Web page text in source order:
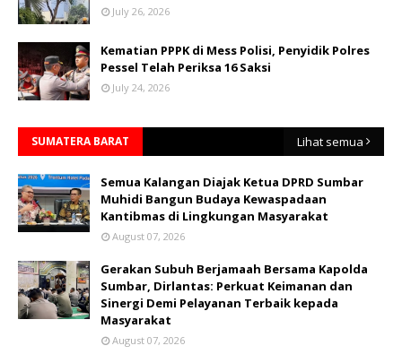
July 26, 2026
Kematian PPPK di Mess Polisi, Penyidik Polres
Pessel Telah Periksa 16 Saksi
July 24, 2026
SUMATERA BARAT Lihat semua
Semua Kalangan Diajak Ketua DPRD Sumbar
Muhidi Bangun Budaya Kewaspadaan
Kantibmas di Lingkungan Masyarakat
August 07, 2026
Gerakan Subuh Berjamaah Bersama Kapolda
Sumbar, Dirlantas: Perkuat Keimanan dan
Sinergi Demi Pelayanan Terbaik kepada
Masyarakat
August 07, 2026